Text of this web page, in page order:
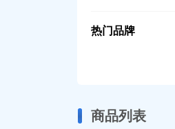
热门品牌
商品列表